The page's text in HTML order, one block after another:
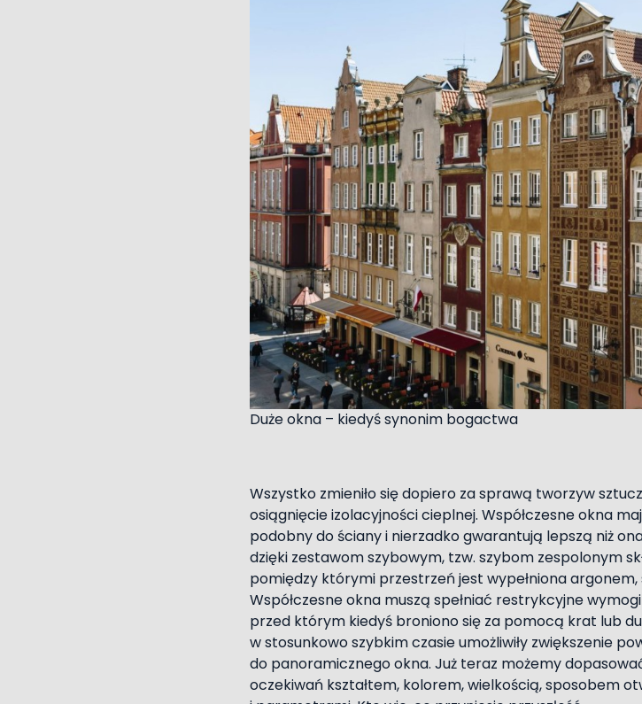
Duże okna – kiedyś synonim bogactwa
Wszystko zmieniło się dopiero za sprawą tworzyw
osiągnięcie izolacyjności cieplnej. Współczesne okna
podobny do ściany i nierzadko gwarantują lepszą niż
dzięki zestawom szybowym, tzw. szybom zespolonym
pomiędzy którymi przestrzeń jest wypełniona
Współczesne okna muszą spełniać restrykcyjne
przed którym kiedyś broniono się za pomocą krat lub
w stosunkowo szybkim czasie umożliwiły zwiększenie
do panoramicznego okna. Już teraz możemy
oczekiwań kształtem, kolorem, wielkością, sposobem